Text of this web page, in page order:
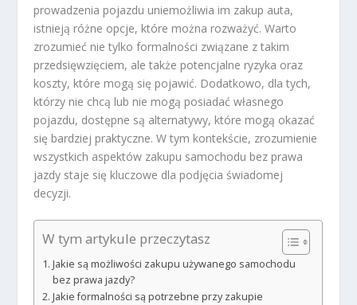
prowadzenia pojazdu uniemożliwia im zakup auta,
istnieją różne opcje, które można rozważyć. Warto
zrozumieć nie tylko formalności związane z takim
przedsięwzięciem, ale także potencjalne ryzyka oraz
koszty, które mogą się pojawić. Dodatkowo, dla tych,
którzy nie chcą lub nie mogą posiadać własnego
pojazdu, dostępne są alternatywy, które mogą okazać
się bardziej praktyczne. W tym kontekście, zrozumienie
wszystkich aspektów zakupu samochodu bez prawa
jazdy staje się kluczowe dla podjęcia świadomej
decyzji.
W tym artykule przeczytasz
Jakie są możliwości zakupu używanego samochodu
bez prawa jazdy?
Jakie formalności są potrzebne przy zakupie